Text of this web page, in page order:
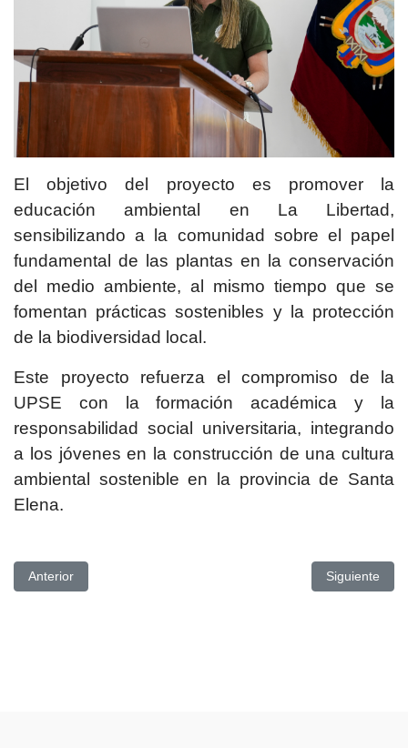
El objetivo del proyecto es promover la
educación ambiental en La Libertad,
sensibilizando a la comunidad sobre el papel
fundamental de las plantas en la conservación
del medio ambiente, al mismo tiempo que se
fomentan prácticas sostenibles y la protección
de la biodiversidad local.
Este proyecto refuerza el compromiso de la
UPSE con la formación académica y la
responsabilidad social universitaria, integrando
a los jóvenes en la construcción de una cultura
ambiental sostenible en la provincia de Santa
Elena.
Artículo anterior: UPSE PRESENTÓ AVANCES DE PROYECTOS
Anterior Artículo
Siguiente